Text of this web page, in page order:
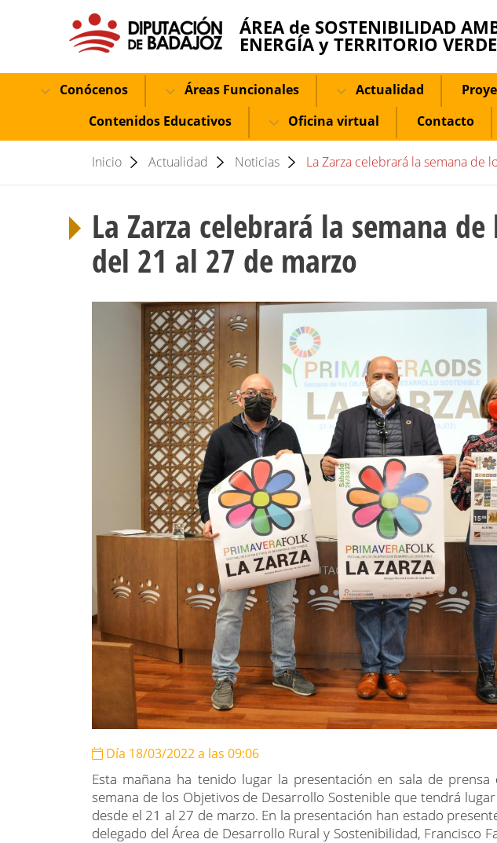
ÁREA de SOSTENIBILIDAD
ENERGÍA y TERRITORIO VERDE
Conócenos Áreas Funcionales Actualidad
Contenidos Educativos
Oficina virtual Contacto
Inicio Actualidad Noticias La Zarza celebrará la semana de
La Zarza celebrará la semana
del 21 al 27 de marzo
Día 18/03/2022 a las 09:06
semana de los Objetivos de Desarrollo Sostenible que tendrá lugar
desde el 21 al 27 de marzo. En la presentación han estado
delegado del Área de Desarrollo Rural y Sostenibilidad, Francisco
diputado delegado del Área de Fomento, y Sara Jiménez,
Ayuntamiento de La Zarza.